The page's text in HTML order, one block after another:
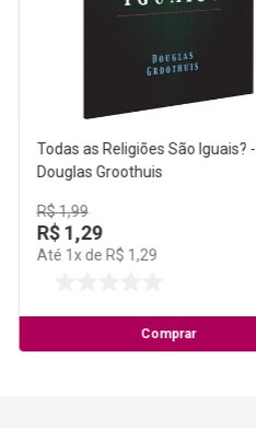
Todas as Religiões São Iguais? -
Douglas Groothuis
R$1,99
R$ 1,29
Até 1x de R$ 1,29
Comprar